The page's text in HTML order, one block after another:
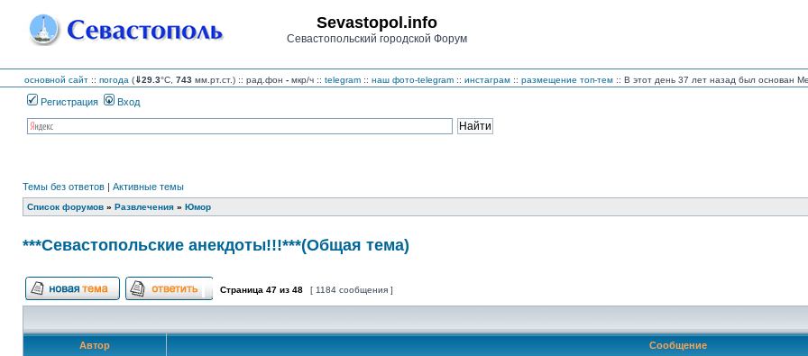
Sevastopol.info
Севастопольский городской Форум
основной сайт :: погода (⇓29.3°C, 743 мм.рт.ст.) :: рад.фон - мкр/ч :: telegram :: наш фото-telegram :: инстаграм :: размещение топ-тем :: В этот день 37 лет назад был основан
Регистрация Вход
Темы без ответов | Активные темы
Список форумов » Развлечения » Юмор
***Севастопольские анекдоты!!!***(Общая тема)
Начать новую тему Ответить на тему
Страница 47 из 48 [ 1184 сообщения ]
Автор Сообщение